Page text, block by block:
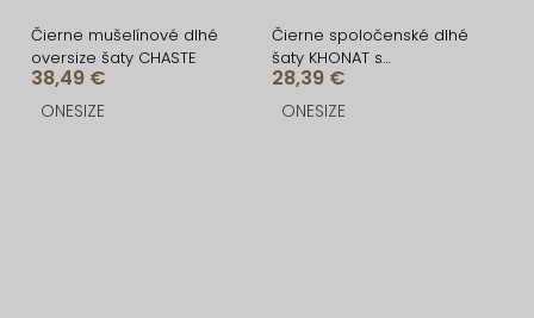
Čierne mušelínové dlhé
oversize šaty CHASTE
38,49 €
ONESIZE
Čierne spoločenské dlhé
šaty KHONAT s
rázporkom
28,39 €
ONESIZE